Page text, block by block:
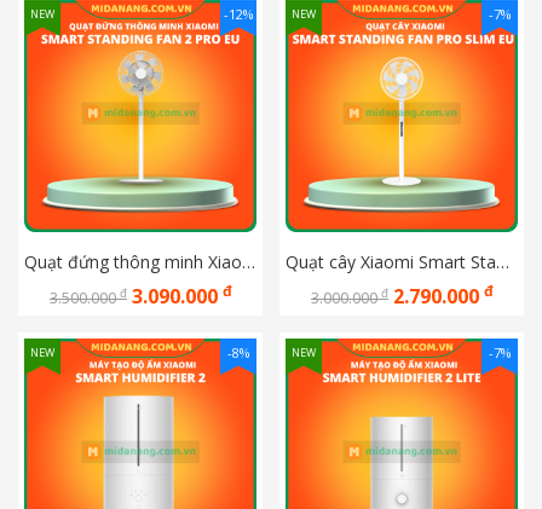
Quạt đứng thông minh Xiaomi Smart Standing Fan 2 Pro EU BHR5856EU
3.500.000đ 3.090.000 đ
-12%
NEW
Quạt cây Xiaomi Smart Standing Fan Pro Slim EU BHR08UQEU
3.000.000đ 2.790.000 đ
-7%
NEW
-8%
NEW -7%
NEW